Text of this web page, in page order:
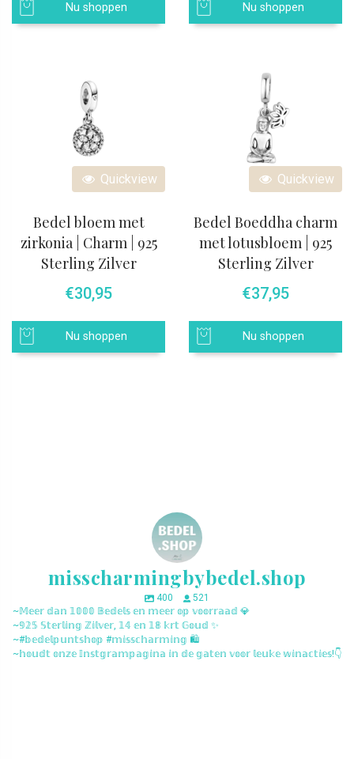
Nu shoppen Nu shoppen
Quickview
Bedel bloem met
zirkonia | Charm | 925
Sterling Zilver
€30,95
Nu shoppen
Quickview
Bedel Boeddha charm
met lotusbloem | 925
Sterling Zilver
€37,95
Nu shoppen
misscharmingbybedel.shop
400
521
~𝕄𝕖𝕖𝕣 𝕕𝕒𝕟 𝟙𝟘𝟘𝟘 𝔹𝕖𝕕𝕖𝕝𝕤 𝕖𝕟 𝕞𝕖𝕖𝕣 𝕠𝕡 𝕧𝕠𝕠𝕣𝕣𝕒𝕒𝕕 💎
~𝟡𝟚𝟝 𝕊𝕥𝕖𝕣𝕝𝕚𝕟𝕘 ℤ𝕚𝕝𝕧𝕖𝕣, 𝟙𝟜 𝕖𝕟 𝟙𝟠 𝕜𝕣𝕥 𝔾𝕠𝕦𝕕 ✨
~#𝕓𝕖𝕕𝕖𝕝𝕡𝕦𝕟𝕥𝕤𝕙𝕠𝕡 #𝕞𝕚𝕤𝕤𝕔𝕙𝕒𝕣𝕞𝕚𝕟𝕘 🛍️
~𝕙𝕠𝕦𝕕𝕥 𝕠𝕟𝕫𝕖 𝕀𝕟𝕤𝕥𝕘𝕣𝕒𝕞𝕡𝕒𝕘𝕚𝕟𝕒 𝕚𝕟 𝕕𝕖 𝕘𝕒𝕥𝕖𝕟 𝕧𝕠𝕠𝕣 𝕝𝕖𝕦𝕜𝕖 𝕨𝕚𝕟𝕒𝕔𝕥𝕚𝕖𝕤!👇